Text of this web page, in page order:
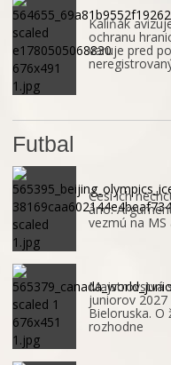
Kaliňák
ochranu
varuje pred
Futbal
Česi ich
áno.
vezmú na
Majstrovstvá
juniorov 2027
Bieloruska. O
rozhodne